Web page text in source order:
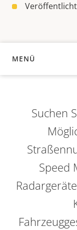
MENÜ
ÜBERSICHT
Suchen
Speed